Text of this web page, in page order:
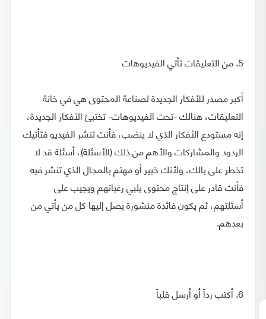
5. من التعليقات تأتي الفيديوهات
أكبر مصدر للأفكار الجديدة لصناعة المحتوى هي في خانة
التعليقات، هنالك -تحت الفيديوهات- تختبئ الأفكار الجديدة،
إنه مستودع الأفكار الذي لا ينضب، فأنت تنشر الفيديو فتأتيك
الردود والمشاركات والأهم من ذلك (الأسئلة)، أسئلة قد لا
تخطر على بالك، ولأنك خبير أو مهتم بالمجال الذي تنشر فيه
فأنت قادر على إنتاج محتوى يلبي رغباتهم ويجيب على
أسئلتهم، ثم يكون فائدة منشورة يصل إليها كل من يأتي من
بعدهم.
6. أكتب رداً أو أرسل قلباً